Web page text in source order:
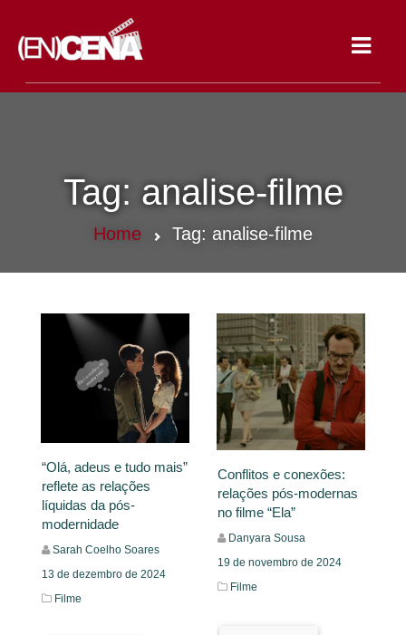
Tag: analise-filme
Home Tag: analise-filme
“Olá, adeus e tudo mais”
reflete as relações
líquidas da pós-
modernidade
Sarah Coelho Soares
13 de dezembro de 2024
Filme
Conflitos e conexões:
relações pós-modernas
no filme “Ela”
Danyara Sousa
19 de novembro de 2024
Filme